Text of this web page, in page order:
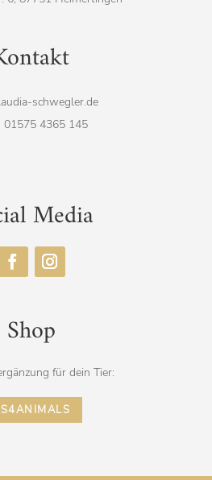
schwegler.de
01575 4365 145
Media
Shop
für dein Tier: